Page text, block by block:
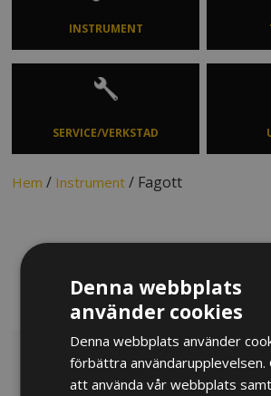
INSTRUMENT
SERVICE/VERKSTAD
Hem / Instrument / Fagott
Fagott
Denna webbplats
använder cookies
Denna webbplats använder
förbättra användarupplevelsen.
att använda vår webbplats